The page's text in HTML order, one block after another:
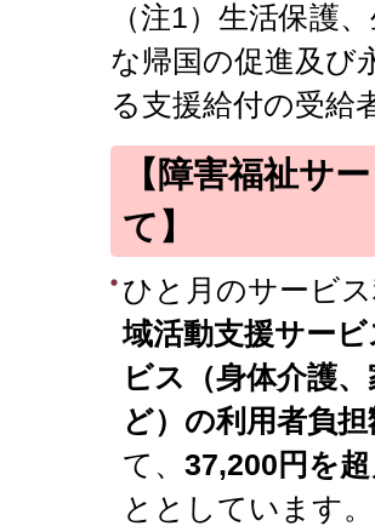
（注1）生活保護
な帰国の促進及び
る支援給付の受給
【障害福祉サ
て】
ひと月のサービ
域活動支援サー
ビス（身体介護
ど）の利用者負
て、 37,200円を
ととしています。